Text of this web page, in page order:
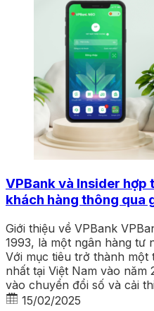
VPBank và Insider
khách hàng thông qua
Giới thiệu về VPBank
1993, là một ngân hàng tư
Với mục tiêu trở thành một
nhất tại Việt Nam vào năm
vào chuyển đổi số và cải
15/02/2025